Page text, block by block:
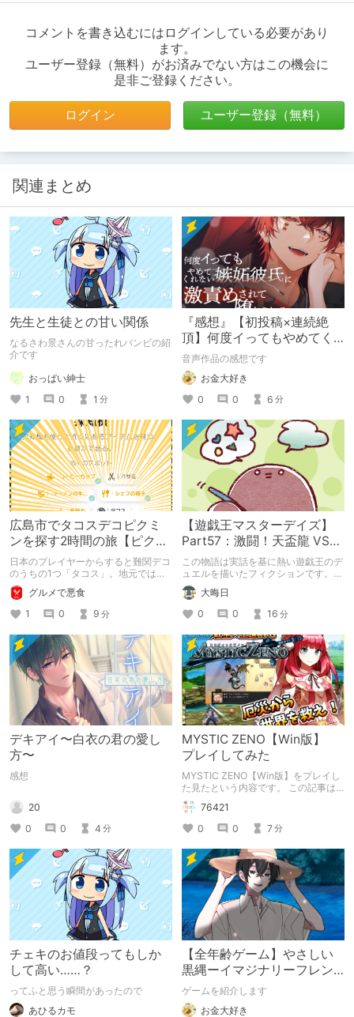
コメントを書き込むにはログインしている必要があり
ます。
ユーザー登録（無料）がお済みでない方はこの機会に
是非ご登録ください。
ログイン ユーザー登録（無料）
関連まとめ
先生と生徒との甘い関係
なるさわ景さんの甘ったれバンビの紹
介です
おっぱい紳士
1
0 1 分
『感想』【初投稿×連続絶
頂】何度イってもやめてく
れない嫉妬彼氏に激責めさ
れて堕とされる。
音声作品の感想です
お金大好き
0
0 6 分
広島市でタコスデコピクミ
ンを探す2時間の旅【ピクミ
ンブルーム / Pikmin
Bloom】
日本のプレイヤーからすると難関デコ
のうちの1つ「タコス」。地元では見
つけられなかった男が広島で探す旅を
お送りします。ねくすと5月のテーマ
「お出かけの記録」。
グルメで悪食
1
0 9 分
【遊戯王マスターデイズ】
Part57：激闘！天盃龍 VS
千年D【架空デュエル】
この物語は実話を基に熱い遊戯王のデ
ュエルを描いたフィクションです。
（自分用メモ：2025-05-14）
大晦日
0
0 16 分
デキアイ〜白衣の君の愛し
方〜
感想
20
0
0 4 分
MYSTIC ZENO【Win版】
プレイしてみた
MYSTIC ZENO【Win版】をプレイし
た見たという内容です。 この記事は
通常のクリエイターズ記事です。
76421
0
0 7分
チェキのお値段ってもしか
して高い……？
ってふと思う瞬間があったので
あひるカモ
【全年齢ゲーム】やさしい
黒縄ーイマジナリーフレン
ドの「彼」と過ごすおぼん
やすみー
ゲームを紹介します
お金大好き